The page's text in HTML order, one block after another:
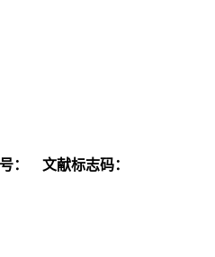
： 文献标志码：